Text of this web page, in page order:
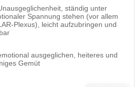
ständig unter
Spannung stehen (vor allem
Plexus), leicht aufzubringen und
ausgeglichen, heiteres und
Gemüt